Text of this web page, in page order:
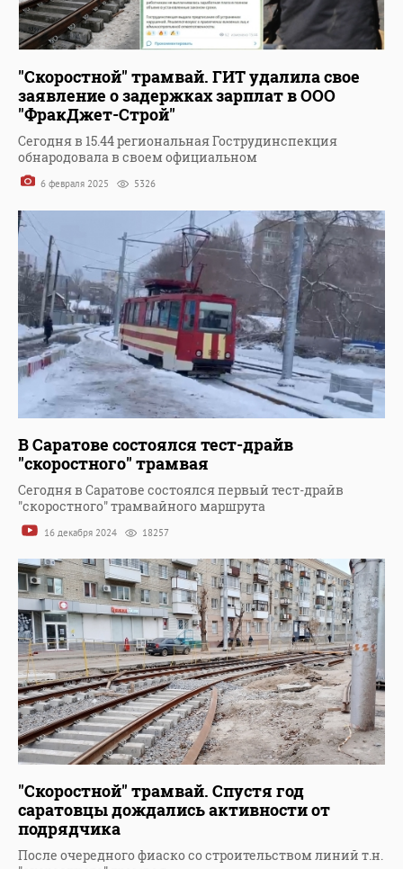
"Скоростной" трамвай. ГИТ удалила свое
заявление о задержках зарплат в ООО
"ФракДжет-Строй"
Сегодня в 15.44 региональная Гострудинспекция
обнародовала в своем официальном
6 февраля 2025 5326
В Саратове состоялся тест-драйв
"скоростного" трамвая
Сегодня в Саратове состоялся первый тест-драйв
"скоростного" трамвайного маршрута
16 декабря 2024 18257
"Скоростной" трамвай. Спустя год
саратовцы дождались активности от
подрядчика
После очередного фиаско со строительством линий т.н.